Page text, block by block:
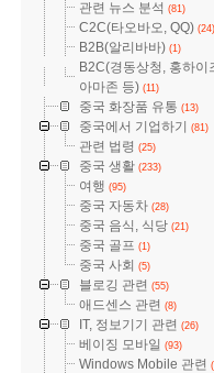
관련 뉴스 분석 (81)
C2C(타오바오, QQ) (24)
B2B(알리바바) (1)
B2C(경동상청, 홍하이
아마존 등) (11)
중국 화장품 유통 (13)
중국에서 기업하기 (81)
관련 법령 (25)
중국 생활 (233)
여행 (95)
중국 자동차 (28)
중국 음식, 식당 (21)
중국 골프 (1)
중국 사회 (5)
블로깅 관련 (55)
애드센스 관련 (8)
IT, 정보기기 관련 (26)
베이징 모바일 (93)
Windows Mobile 관련